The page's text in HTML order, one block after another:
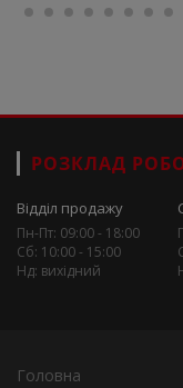
РОЗКЛАД
Відділ продажу
Пн-Пт: 09:00 - 18:00
Сб: 10:00 - 15:00
Нд: вихідний
Головна